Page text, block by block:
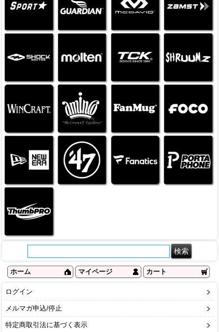
ホーム マイページ カート
ログイン
メルマガ申込/停止
特定商取引法に基づく表示